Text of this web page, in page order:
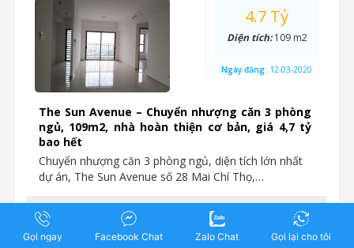
The Sun Avenue – Chuyển nhượng căn 3 phòng
ngủ, 109m2, nhà hoàn thiện cơ bản, giá 4,7 tỷ
bao hết
Chuyển nhượng căn 3 phòng ngủ, diện tích lớn nhất
dự án, The Sun Avenue số 28 Mai Chí Thọ,…
4.7 Tỷ
Diện tích:109 m2
Ngày đăng: 12-03-2020
Gọi ngay Facebook Chat Zalo Chat Gọi lại cho tôi